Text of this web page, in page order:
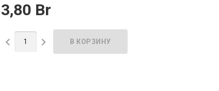
3,80 Br
 